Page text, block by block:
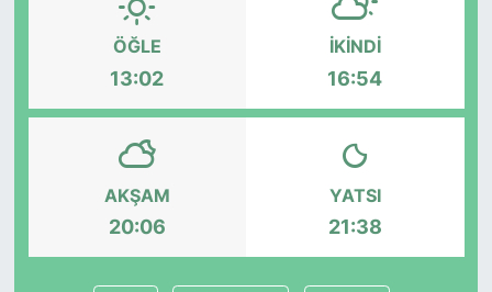
ÖĞLE
13:02
İKINDI
16:54
AKŞAM
20:06
YATSI
21:38
KONGRE HABERLERİ
KONGRE TAKVİMİ
RÖPORTAJLAR
BİYOGRAFİLER